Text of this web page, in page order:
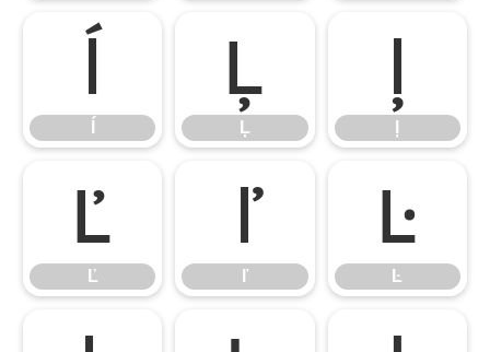
ĺ Ļ
Ļ
ļ
Ľ
Ľ
ľ
ľ
Ŀ
Ŀ